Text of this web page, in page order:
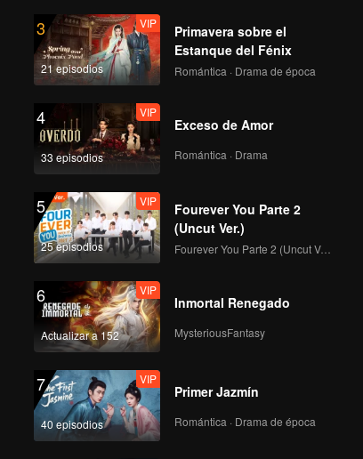
3
21 episodios
VIP
Primavera sobre el
Estanque del Fénix
Romántica · Drama de época
4
33 episodios
VIP
Exceso de Amor
Romántica · Drama
5
25 episodios
VIP
Fourever You Parte 2
(Uncut Ver.)
Fourever You Parte 2 (Uncut Ver.)
6
Actualizar a 152
VIP
Inmortal Renegado
MysteriousFantasy
7
40 episodios
VIP
Primer Jazmín
Romántica · Drama de época